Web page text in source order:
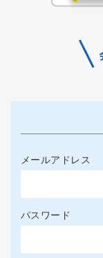
メールアドレス
パスワード